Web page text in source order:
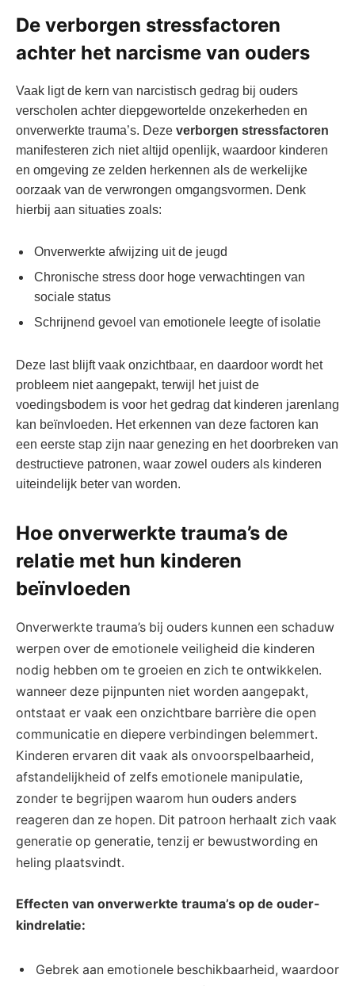
De verborgen stressfactoren
achter het narcisme van ouders
Vaak ligt de kern van narcistisch gedrag bij ouders
verscholen achter diepgewortelde onzekerheden en
onverwerkte trauma’s. Deze verborgen stressfactoren
manifesteren zich niet altijd openlijk, waardoor kinderen
en omgeving ze zelden herkennen als de werkelijke
oorzaak van de verwrongen omgangsvormen. Denk
hierbij aan situaties zoals:
Onverwerkte afwijzing uit de jeugd
Chronische stress door hoge verwachtingen van
sociale status
Schrijnend gevoel van emotionele leegte of isolatie
Deze last blijft vaak onzichtbaar, en daardoor wordt het
probleem niet aangepakt, terwijl het juist de
voedingsbodem is voor het gedrag dat kinderen jarenlang
kan beïnvloeden. Het erkennen van deze factoren kan
een eerste stap zijn naar genezing en het doorbreken van
destructieve patronen, waar zowel ouders als kinderen
uiteindelijk beter van worden.
Hoe onverwerkte trauma’s de
relatie met hun kinderen
beïnvloeden
Onverwerkte trauma’s bij ouders kunnen een schaduw
werpen over de emotionele veiligheid die kinderen
nodig hebben om te groeien en zich te ontwikkelen.
wanneer deze pijnpunten niet worden aangepakt,
ontstaat er vaak een onzichtbare barrière die open
communicatie en diepere verbindingen belemmert.
Kinderen ervaren dit vaak als onvoorspelbaarheid,
afstandelijkheid of zelfs emotionele manipulatie,
zonder te begrijpen waarom hun ouders anders
reageren dan ze hopen. Dit patroon herhaalt zich vaak
generatie op generatie, tenzij er bewustwording en
heling plaatsvindt.
Effecten van onverwerkte trauma’s op de ouder-
kindrelatie:
Gebrek aan emotionele beschikbaarheid, waardoor